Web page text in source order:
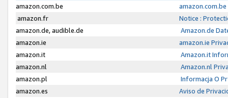
amazon.com.be
amazon.fr
Notice :
amazon.de, audible.de
Amazon.de
amazon.ie
amazon.ie
amazon.it
Amazon.it
amazon.nl
Amazon.nl
amazon.pl
Informacja O
amazon.es
Aviso de